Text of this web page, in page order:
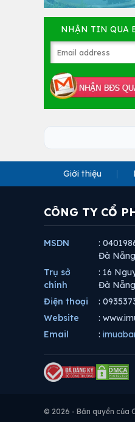
NHẬN TIN QUA
Giới thiệu
CÔNG TY CỔ
MSDN
:
Đà
Trụ sở
chính
: 16
Đà Nẵng
Điện thoại
:
Website
:
Email
:
© 2026 - Bản quyền của